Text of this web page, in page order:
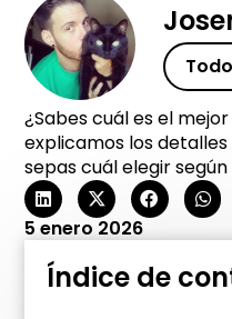
¿Sabes cuál es el
explicamos los
sepas cuál elegir
5 enero 2026
Índice de